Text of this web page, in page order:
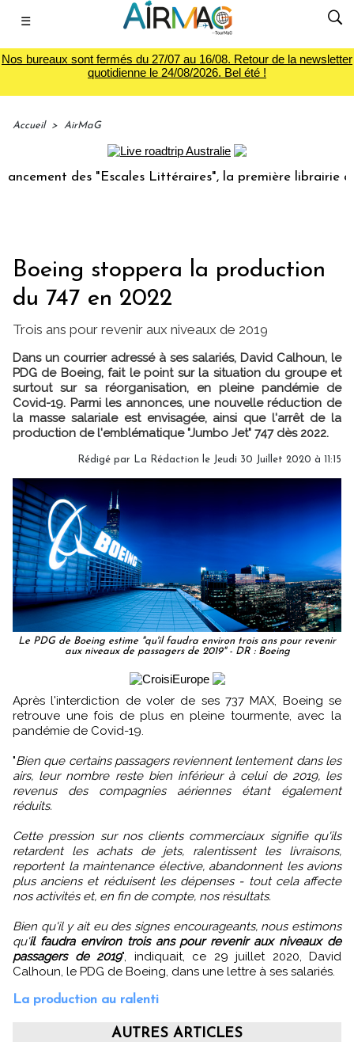
☰
Nos bureaux sont fermés du 27/07 au 16/08. Retour de la newsletter
quotidienne le 24/08/2026. Bel été !
Accueil > AirMaG
des "Escales Littéraires", la première librairie du
Boeing stoppera la production
du 747 en 2022
Trois ans pour revenir aux niveaux de 2019
Dans un courrier adressé à ses salariés, David Calhoun, le
PDG de Boeing, fait le point sur la situation du groupe et
surtout sur sa réorganisation, en pleine pandémie de
Covid-19. Parmi les annonces, une nouvelle réduction de
la masse salariale est envisagée, ainsi que l'arrêt de la
production de l'emblématique "Jumbo Jet" 747 dès 2022.
Rédigé par La Rédaction le Jeudi 30 Juillet 2020 à 11:15
Le PDG de Boeing estime "qu'il faudra environ trois ans pour revenir
aux niveaux de passagers de 2019" - DR : Boeing
Après l'interdiction de voler de ses 737 MAX, Boeing se
retrouve une fois de plus en pleine tourmente, avec la
pandémie de Covid-19.
"Bien que certains passagers reviennent lentement dans les
airs, leur nombre reste bien inférieur à celui de 2019, les
revenus des compagnies aériennes étant également
réduits.
Cette pression sur nos clients commerciaux signifie qu'ils
retardent les achats de jets, ralentissent les livraisons,
reportent la maintenance élective, abandonnent les avions
plus anciens et réduisent les dépenses - tout cela affecte
nos activités et, en fin de compte, nos résultats.
Bien qu'il y ait eu des signes encourageants, nous estimons
qu'il faudra environ trois ans pour revenir aux niveaux de
passagers de 2019", indiquait, ce 29 juillet 2020, David
Calhoun, le PDG de Boeing, dans une lettre à ses salariés.
La production au ralenti
AUTRES ARTICLES